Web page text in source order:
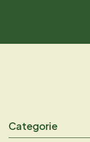
Categorie